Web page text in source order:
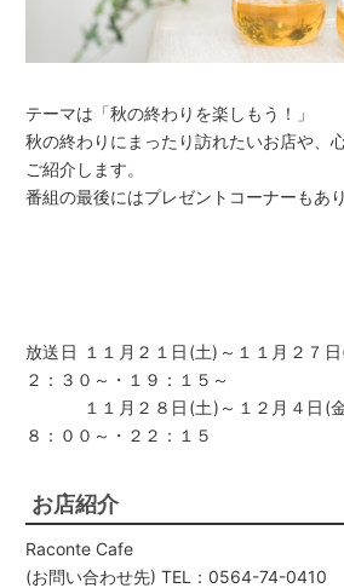
テーマは「秋の終わりを楽しもう！」
秋の終わりにまったり訪れたいお店や、
ご紹介します。
番組の最後にはプレゼントコーナーもあ
放送日 １１月２１日(土)～１１月２７
２：３０～・１９：１５～
１１月２８日(土)～１２月４日(
８：００～・２２：１５
お店紹介
Raconte Cafe
(お問い合わせ先) TEL：0564-74-0410